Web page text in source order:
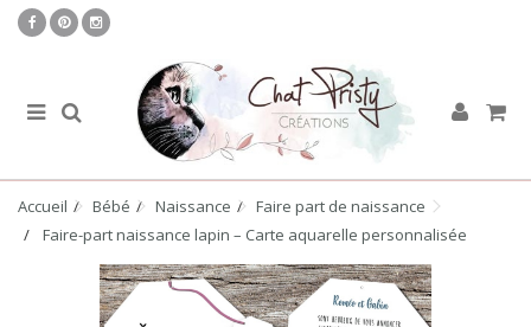
Accueil Bébé Naissance
Faire part de naissance
Faire-part naissance lapin – Carte aquarelle personnalisée